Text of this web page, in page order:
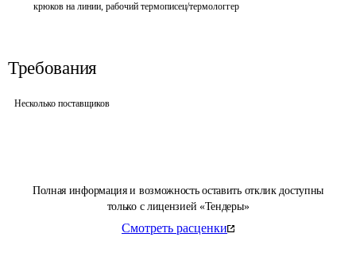
Полная информация и возможность оставить отклик доступны
только с лицензией «Тендеры»
Смотреть расценки
крюков на линии, рабочий термописец/термологгер
Требования
Несколько поставщиков